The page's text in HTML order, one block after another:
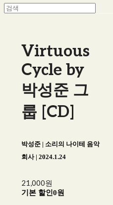
Virtuous
Cycle by
박성준 그
룹 [CD]
박성준 | 소리의 나이테 음악
회사 | 2024.1.24
21,000원
기본 할인0원